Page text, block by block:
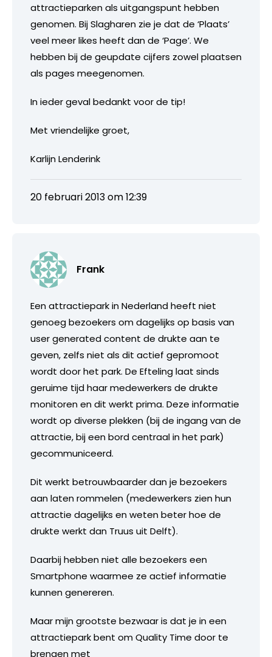
attractieparken als uitgangspunt hebben
genomen. Bij Slagharen zie je dat de ‘Plaats’
veel meer likes heeft dan de ‘Page’. We
hebben bij de geupdate cijfers zowel plaatsen
als pages meegenomen.
In ieder geval bedankt voor de tip!
Met vriendelijke groet,
Karlijn Lenderink
20 februari 2013 om 12:39
Frank
Een attractiepark in Nederland heeft niet
genoeg bezoekers om dagelijks op basis van
user generated content de drukte aan te
geven, zelfs niet als dit actief gepromoot
wordt door het park. De Efteling laat sinds
geruime tijd haar medewerkers de drukte
monitoren en dit werkt prima. Deze informatie
wordt op diverse plekken (bij de ingang van de
attractie, bij een bord centraal in het park)
gecommuniceerd.
Dit werkt betrouwbaarder dan je bezoekers
aan laten rommelen (medewerkers zien hun
attractie dagelijks en weten beter hoe de
drukte werkt dan Truus uit Delft).
Daarbij hebben niet alle bezoekers een
Smartphone waarmee ze actief informatie
kunnen genereren.
Maar mijn grootste bezwaar is dat je in een
attractiepark bent om Quality Time door te
brengen met